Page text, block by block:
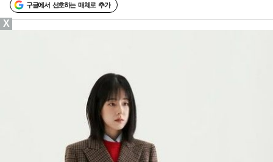
구글에서 선호하는 매체로 추가
X